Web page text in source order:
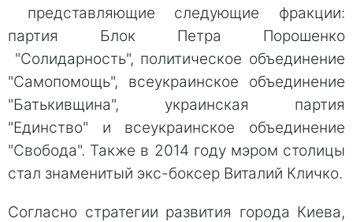
представляющие следующие фракции:
партия Блок Петра Порошенко
"Солидарность", политическое объединение
"Самопомощь", всеукраинское объединение
"Батькивщина", украинская партия
"Единство" и всеукраинское объединение
"Свобода". Также в 2014 году мэром столицы
стал знаменитый экс-боксер Виталий Кличко.
Согласно стратегии развития города Киева,